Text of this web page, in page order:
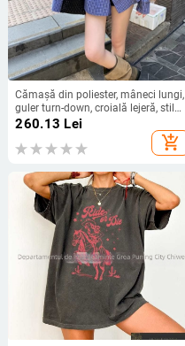
Cămașă din poliester, mâneci lungi,
guler turn-down, croială lejeră, stil
casual coreean
260.13 Lei
add_shopping_cart